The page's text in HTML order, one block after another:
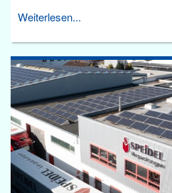
Weiterlesen...